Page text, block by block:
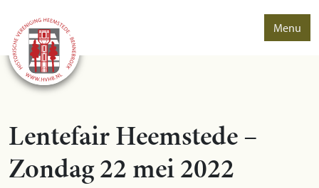
Menu
Lentefair Heemstede –
Zondag 22 mei 2022